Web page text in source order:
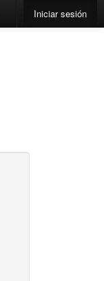
Iniciar sesión